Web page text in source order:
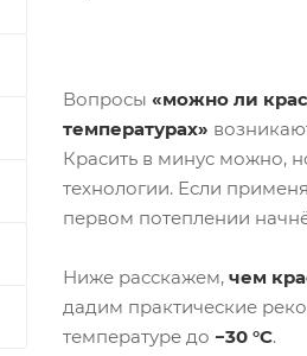
Вопросы «можно ли
температурах»
Красить в минус можно,
технологии. Если
первом потеплении
Ниже расскажем, чем
дадим практические
температуре до −30 °C.